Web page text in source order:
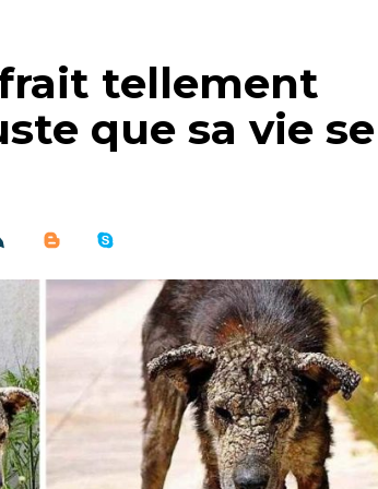
tellement
que sa vie se